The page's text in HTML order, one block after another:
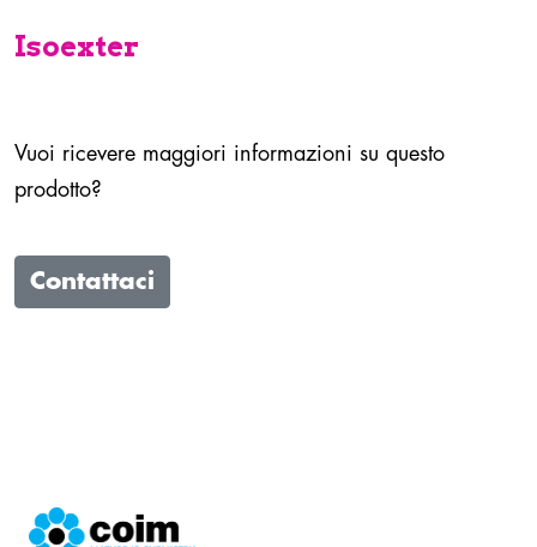
Isoexter
Vuoi ricevere maggiori informazioni su questo
prodotto?
Contattaci